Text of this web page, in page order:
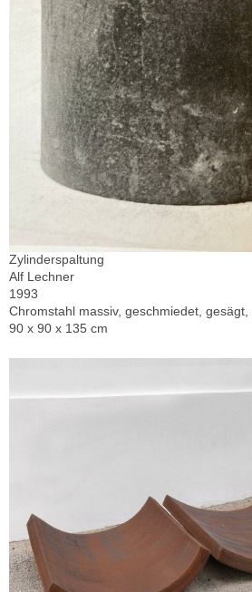
Zylinderspaltung
Alf Lechner
1993
Chromstahl massiv, geschmiedet, gesägt,
90 x 90 x 135 cm